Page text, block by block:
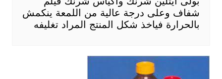
شفاف وعلى درجة عالية من اللمعة ينكمش
بالحرارة فياخذ شكل المنتج المراد تغليفه